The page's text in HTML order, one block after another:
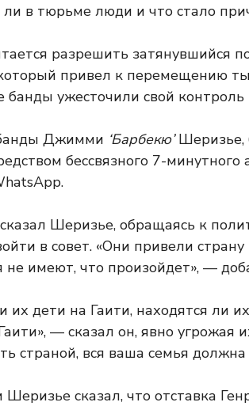
ли в тюрьме люди и что стало
разрешить затянувшийся
привел к перемещению
ужесточили свой контроль
Джимми ‘Барбекю’Шеризье,
бессвязного 7-минутного
Шеризье, обращаясь к
в совет. «Они привели страну
не имеют, что произойдет», —
их дети на Гаити, находятся ли
— сказал он, явно угрожая
страной, вся ваша семья
Шеризье сказал, что отставка